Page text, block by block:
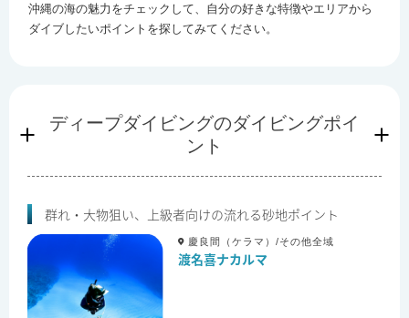
沖縄の海の魅力をチェックして、自分の好きな特徴やエリアから
ダイブしたいポイントを探してみてください。
ディープダイビングのダイビングポイ
ント
群れ・大物狙い、上級者向けの流れる砂地ポイント
慶良間（ケラマ）/その他全域
渡名喜ナカルマ